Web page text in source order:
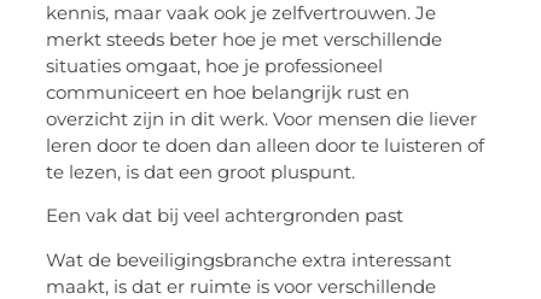
kennis, maar vaak ook je zelfvertrouwen. Je
merkt steeds beter hoe je met verschillende
situaties omgaat, hoe je professioneel
communiceert en hoe belangrijk rust en
overzicht zijn in dit werk. Voor mensen die liever
leren door te doen dan alleen door te luisteren of
te lezen, is dat een groot pluspunt.
Een vak dat bij veel achtergronden past
Wat de beveiligingsbranche extra interessant
maakt, is dat er ruimte is voor verschillende